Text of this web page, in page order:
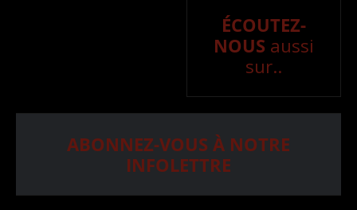
ÉCOUTEZ-
NOUS aussi
sur..
ABONNEZ-VOUS À NOTRE
INFOLETTRE